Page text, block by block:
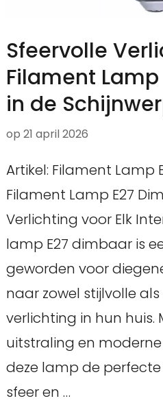
Sfeervolle
Filament
in de
op 21 april 2026
Artikel: Filament Lamp
Filament Lamp E27
Verlichting voor Elk
lamp E27 dimbaar is
geworden voor
naar zowel stijlvolle
verlichting in hun huis.
uitstraling en
deze lamp de
sfeer en …